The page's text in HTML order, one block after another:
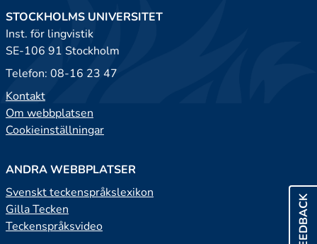
FEEDBACK
STOCKHOLMS UNIVERSITET
Inst. för lingvistik
SE-106 91 Stockholm
Telefon: 08-16 23 47
Kontakt
Om webbplatsen
Cookieinställningar
ANDRA WEBBPLATSER
Svenskt teckenspråkslexikon
Gilla Tecken
Teckenspråksvideo